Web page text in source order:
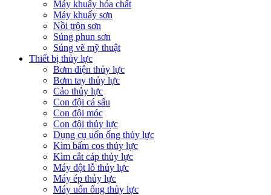
Máy khuấy hóa chất
Máy khuấy sơn
Nồi trộn sơn
Súng phun sơn
Súng vẽ mỹ thuật
Thiết bị thủy lực
Bơm điện thủy lực
Bơm tay thủy lực
Cảo thủy lực
Con đội cá sấu
Con đội móc
Con đội thủy lực
Dụng cụ uốn ống thủy lực
Kìm bấm cos thủy lực
Kìm cắt cáp thủy lực
Máy đột lỗ thủy lực
Máy ép thủy lực
Máy uốn ống thủy lực